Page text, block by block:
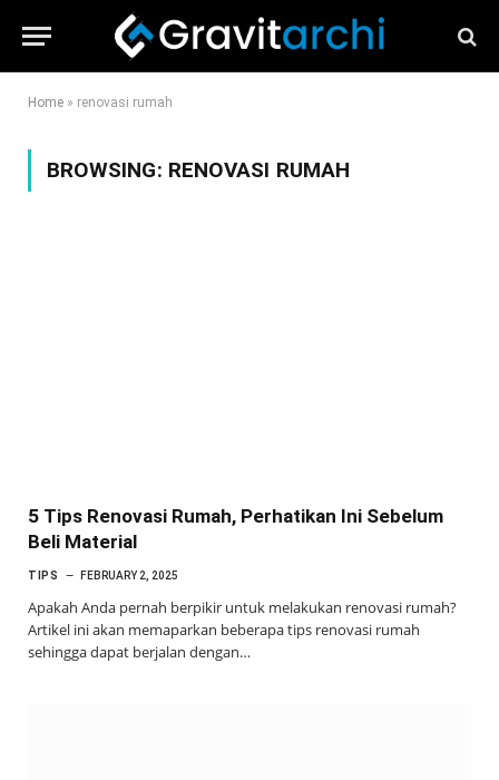
Home » renovasi rumah
BROWSING: RENOVASI RUMAH
5 Tips Renovasi Rumah, Perhatikan Ini Sebelum
Beli Material
TIPS FEBRUARY 2, 2025
Apakah Anda pernah berpikir untuk melakukan renovasi rumah?
Artikel ini akan memaparkan beberapa tips renovasi rumah
sehingga dapat berjalan dengan…